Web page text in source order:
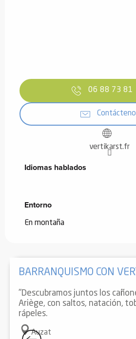
06 88 73 81
vertikarst.fr
Idiomas hablados
Idiomas hablados
Entorno
Entorno
En montaña
BARRANQUISMO CON
"Descubramos juntos los
Ariège, con saltos, natación,
rápeles.
Auzat